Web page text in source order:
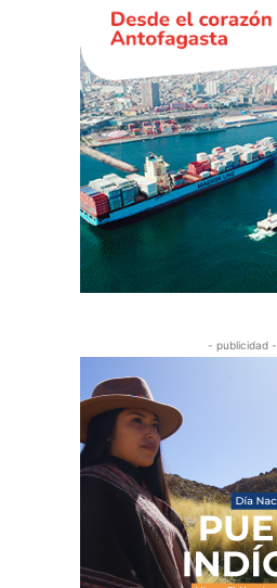
- publicidad -